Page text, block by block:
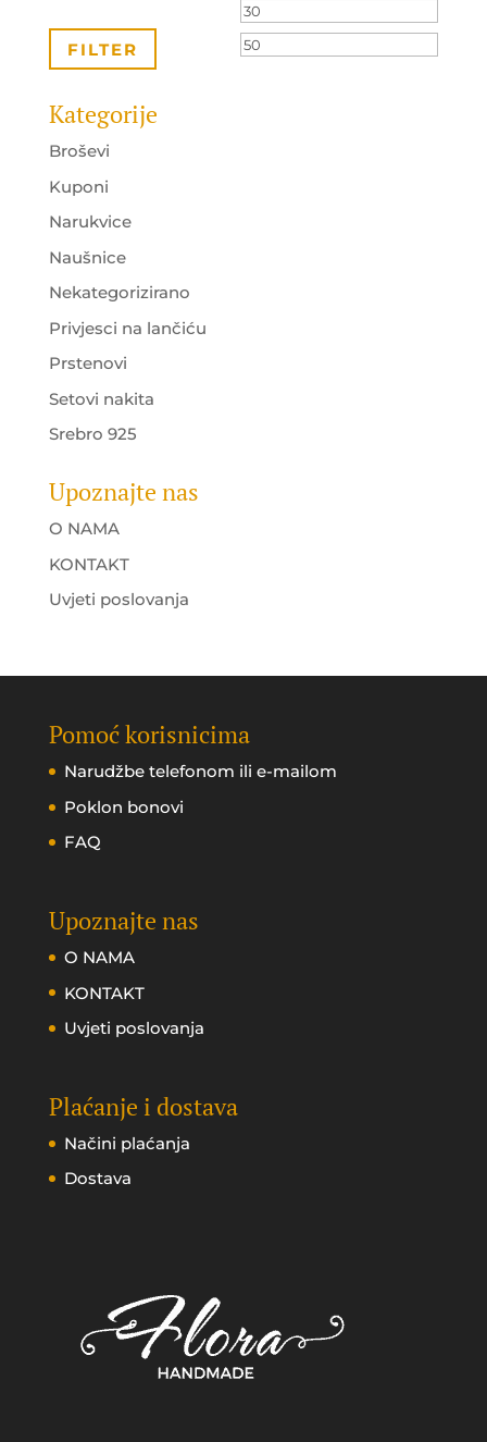
Minimalna
cijena
FILTER
Kategorije
Broševi
Kuponi
Narukvice
Naušnice
Nekategorizirano
Privjesci na lančiću
Prstenovi
Setovi nakita
Srebro 925
Upoznajte nas
O NAMA
KONTAKT
Uvjeti poslovanja
Pomoć korisnicima
Narudžbe telefonom ili e-mailom
Poklon bonovi
FAQ
Upoznajte nas
O NAMA
KONTAKT
Uvjeti poslovanja
Plaćanje i dostava
Načini plaćanja
Dostava